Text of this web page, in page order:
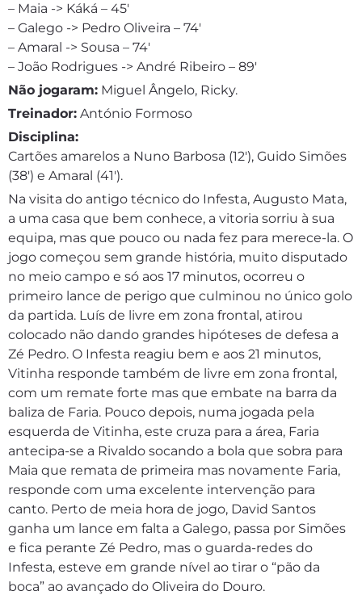
– Maia -> Káká – 45′
– Galego -> Pedro Oliveira – 74′
– Amaral -> Sousa – 74′
– João Rodrigues -> André Ribeiro – 89′
Não jogaram: Miguel Ângelo, Ricky.
Treinador: António Formoso
Disciplina:
Cartões amarelos a Nuno Barbosa (12′), Guido Simões
(38′) e Amaral (41′).
Na visita do antigo técnico do Infesta, Augusto Mata,
a uma casa que bem conhece, a vitoria sorriu à sua
equipa, mas que pouco ou nada fez para merece-la. O
jogo começou sem grande história, muito disputado
no meio campo e só aos 17 minutos, ocorreu o
primeiro lance de perigo que culminou no único golo
da partida. Luís de livre em zona frontal, atirou
colocado não dando grandes hipóteses de defesa a
Zé Pedro. O Infesta reagiu bem e aos 21 minutos,
Vitinha responde também de livre em zona frontal,
com um remate forte mas que embate na barra da
baliza de Faria. Pouco depois, numa jogada pela
esquerda de Vitinha, este cruza para a área, Faria
antecipa-se a Rivaldo socando a bola que sobra para
Maia que remata de primeira mas novamente Faria,
responde com uma excelente intervenção para
canto. Perto de meia hora de jogo, David Santos
ganha um lance em falta a Galego, passa por Simões
e fica perante Zé Pedro, mas o guarda-redes do
Infesta, esteve em grande nível ao tirar o “pão da
boca” ao avançado do Oliveira do Douro.